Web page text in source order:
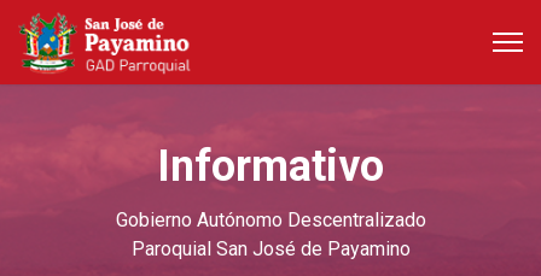
Informativo
Gobierno Autónomo Descentralizado
Paroquial San José de Payamino